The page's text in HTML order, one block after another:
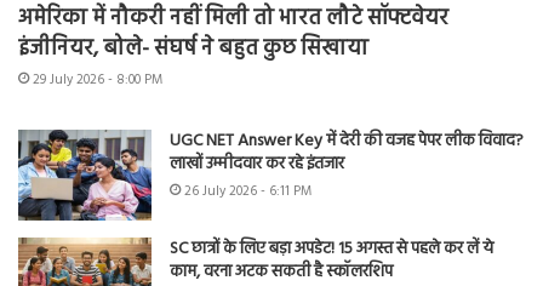
अमेरिका में नौकरी नहीं मिली तो भारत लौटे सॉफ्टवेयर
इंजीनियर, बोले- संघर्ष ने बहुत कुछ सिखाया
29 July 2026 - 8:00 PM
UGC NET Answer Key में देरी की वजह पेपर लीक विवाद?
लाखों उम्मीदवार कर रहे इंतजार
26 July 2026 - 6:11 PM
SC छात्रों के लिए बड़ा अपडेट! 15 अगस्त से पहले कर लें ये
काम, वरना अटक सकती है स्कॉलरशिप